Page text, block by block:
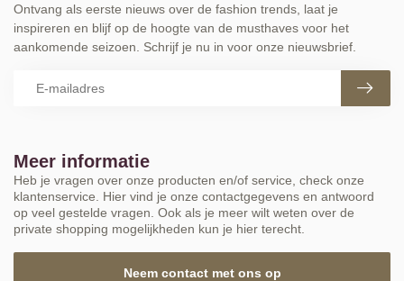
Meer informatie
Heb je vragen over onze producten en/of service, check onze
klantenservice. Hier vind je onze contactgegevens en antwoord
op veel gestelde vragen. Ook als je meer wilt weten over de
private shopping mogelijkheden kun je hier terecht.
Neem contact met ons op
Ontvang als eerste nieuws over de fashion trends, laat je
inspireren en blijf op de hoogte van de musthaves voor het
aankomende seizoen. Schrijf je nu in voor onze nieuwsbrief.